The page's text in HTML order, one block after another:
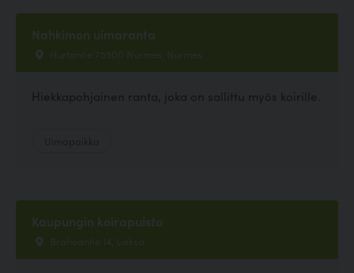
Nahkimon uimaranta
Hurtantie 75500 Nurmes, Nurmes
Hiekkapohjainen ranta, joka on sallittu myös koirille.
Kaupungin koirapuisto
Braheantie 14, Lieksa